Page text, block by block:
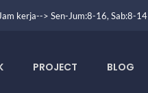
kerja--> Sen-Jum:8-16, Sab:8-14
PROJECT BLOG